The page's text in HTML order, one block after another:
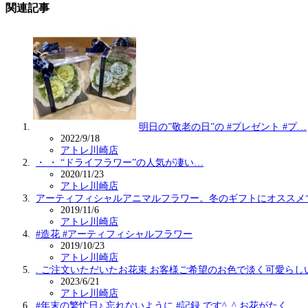
関連記事
明日の”敬老の日”の #プレゼント #プ…
2022/9/18
アトレ川崎店
・ ・ “ドライフラワー”の人気が凄い…
2020/11/23
アトレ川崎店
アーティフィシャルアニマルフラワー。冬のギフトにオスス
2019/11/6
アトレ川崎店
#造花 #アーティフィシャルフラワー
2019/10/23
アトレ川崎店
. ご注文いただいたお花束 お客様ご希望のお色で淡く可愛ら
2023/6/21
アトレ川崎店
#年末の繁忙日♪ 忘れないように #記録 です^_^ お花がたく…